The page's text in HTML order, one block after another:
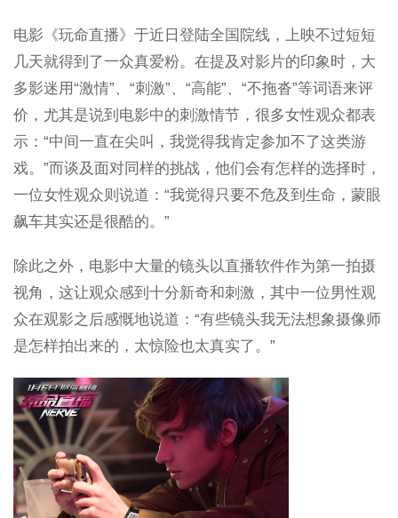
电影《玩命直播》于近日登陆全国院线，上映不过短短
几天就得到了一众真爱粉。在提及对影片的印象时，大
多影迷用“激情”、“刺激”、“高能”、“不拖沓”等词语来评
价，尤其是说到电影中的刺激情节，很多女性观众都表
示：“中间一直在尖叫，我觉得我肯定参加不了这类游
戏。”而谈及面对同样的挑战，他们会有怎样的选择时，
一位女性观众则说道：“我觉得只要不危及到生命，蒙眼
飙车其实还是很酷的。”
除此之外，电影中大量的镜头以直播软件作为第一拍摄
视角，这让观众感到十分新奇和刺激，其中一位男性观
众在观影之后感慨地说道：“有些镜头我无法想象摄像师
是怎样拍出来的，太惊险也太真实了。”